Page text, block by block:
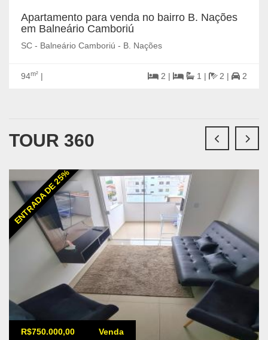
Apartamento para venda no bairro B. Nações
em Balneário Camboriú
SC - Balneário Camboriú - B. Nações
94m² | 2 | 1 | 2 | 2
TOUR 360
ENTRADA DE 25%
R$750.000,00 Venda